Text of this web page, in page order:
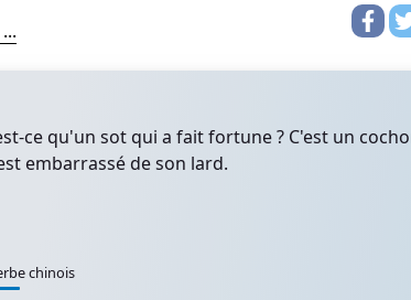
ce qu'un sot qui a fait fortune ? C'est un
embarrassé de son lard.
chinois